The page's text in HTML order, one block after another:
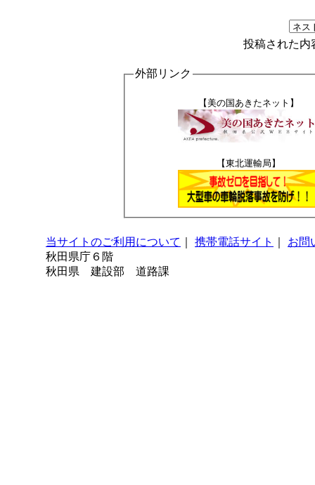
投稿された内
外部リンク
【美の国あきたネット】
【東北運輸局】
当サイトのご利用について 携帯電話サイト
お問
秋田県庁６階
秋田県 建設部 道路課